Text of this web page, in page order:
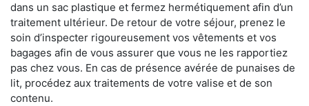
dans un sac plastique et fermez hermétiquement afin d’un
traitement ultérieur. De retour de votre séjour, prenez le
soin d’inspecter rigoureusement vos vêtements et vos
bagages afin de vous assurer que vous ne les rapportiez
pas chez vous. En cas de présence avérée de punaises de
lit, procédez aux traitements de votre valise et de son
contenu.